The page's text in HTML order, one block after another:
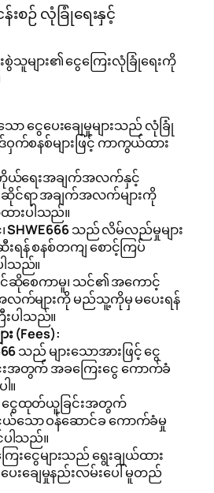
းစဉ် လုံခြုံရေးနှင့်
သူများ၏ ငွေကြေးလုံခြုံရေးကို
ာ ငွေပေးချေမှုများသည် လုံခြုံ
က်စနစ်များဖြင့် ကာကွယ်ထား
ရေးအချက်အလက်နှင့်
ဆိုင်ရာ အချက်အလက်များကို
းပါသည်။
SHWE666သည် လိမ်လည်မှုများ
ရန် စနစ်တကျ စောင့်ကြပ်
သည်။
စေကာမူ၊ သင်၏ အကောင့်
က်များကို မည်သူ့ကိုမှ မပေးရန်
းပါသည်။
း (Fees):
သည် များသောအားဖြင့် ငွေ
းအတွက် အခကြေးငွေ ကောက်ခံ
ါ။
ငွေထုတ်ယူခြင်းအတွက်
သော ဝန်ဆောင်ခ ကောက်ခံမှု
ပါသည်။
းငွေများသည် ရွေးချယ်ထား
ေးချေမှုနည်းလမ်းပေါ် မူတည်